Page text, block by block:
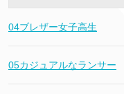
04ブレザー女子高生
05カジュアルなランサー